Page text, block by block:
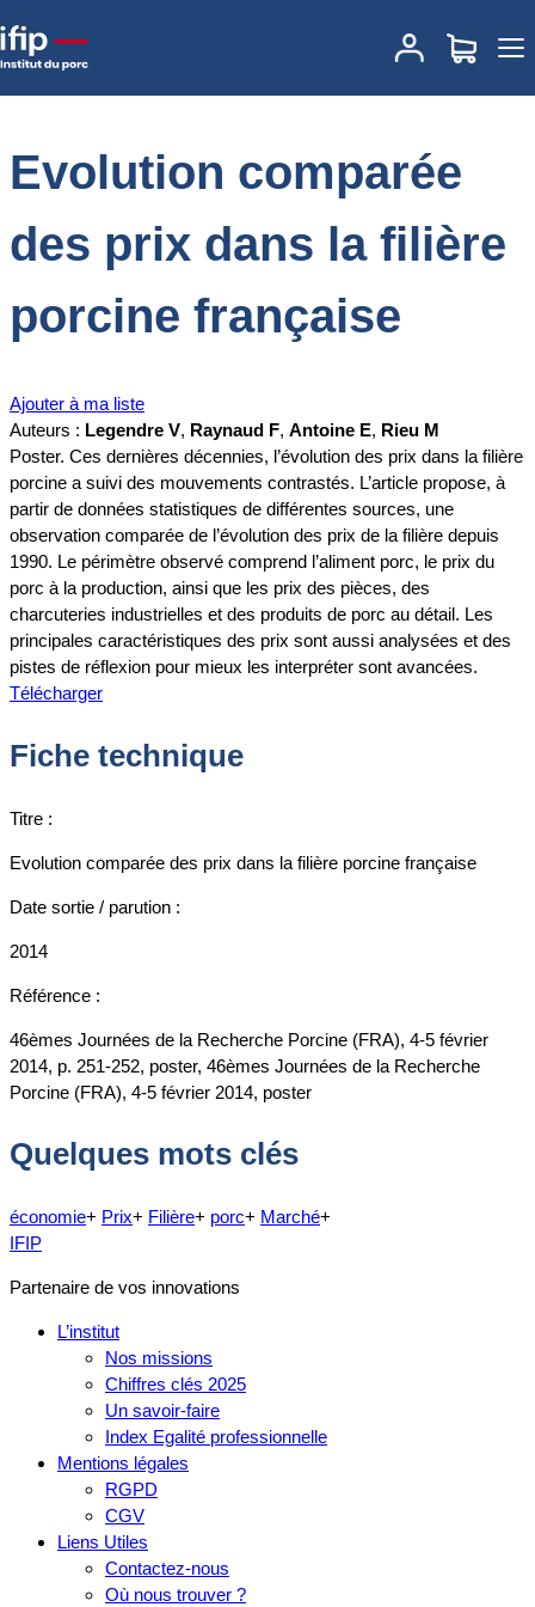
Accueil
Evolution comparée des prix dans la
filière porcine française
Evolution comparée
des prix dans la filière
porcine française
Ajouter à ma liste
Auteurs : Legendre V, Raynaud F, Antoine E, Rieu M
Poster. Ces dernières décennies, l’évolution des prix dans la filière
porcine a suivi des mouvements contrastés. L’article propose, à
partir de données statistiques de différentes sources, une
observation comparée de l’évolution des prix de la filière depuis
1990. Le périmètre observé comprend l’aliment porc, le prix du
porc à la production, ainsi que les prix des pièces, des
charcuteries industrielles et des produits de porc au détail. Les
principales caractéristiques des prix sont aussi analysées et des
pistes de réflexion pour mieux les interpréter sont avancées.
Télécharger
Fiche technique
Titre :
Evolution comparée des prix dans la filière porcine française
Date sortie / parution :
2014
Référence :
46èmes Journées de la Recherche Porcine (FRA), 4-5 février
2014, p. 251-252, poster, 46èmes Journées de la Recherche
Porcine (FRA), 4-5 février 2014, poster
Quelques mots clés
économie+ Prix+ Filière+ porc+ Marché+
IFIP
Partenaire de vos innovations
L’institut
Nos missions
Chiffres clés 2025
Un savoir-faire
Index Egalité professionnelle
Mentions légales
RGPD
CGV
Liens Utiles
Contactez-nous
Où nous trouver ?